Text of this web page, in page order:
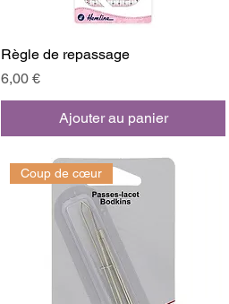
Règle de repassage
Prix
6,00 €
Ajouter au panier
Coup de cœur